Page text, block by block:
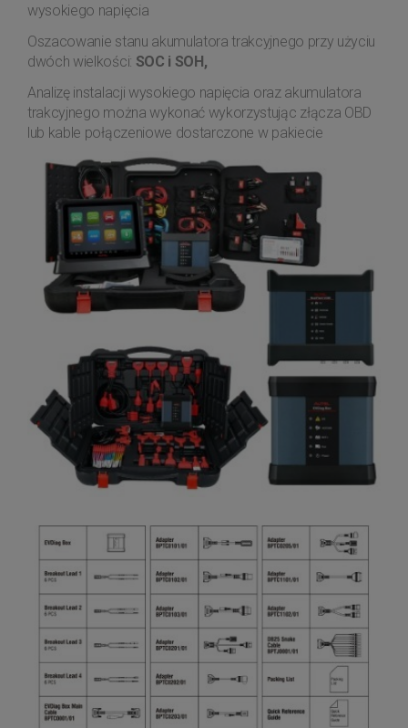
wysokiego napięcia
Oszacowanie stanu akumulatora trakcyjnego przy użyciu
dwóch wielkości: SOC i SOH,
Analizę instalacji wysokiego napięcia oraz akumulatora
trakcyjnego można wykonać wykorzystując złącza OBD
lub kable połączeniowe dostarczone w pakiecie